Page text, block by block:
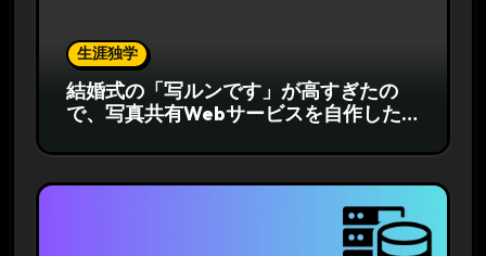
生涯独学
結婚式の「写ルンです」が高すぎたの
で、写真共有Webサービスを自作した